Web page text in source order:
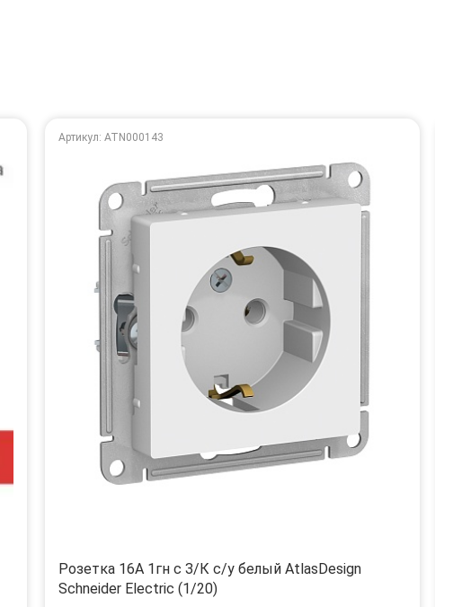
Артикул: ATN000143
Розетка 16А 1гн с З/К с/у белый AtlasDesign
Schneider Electric (1/20)